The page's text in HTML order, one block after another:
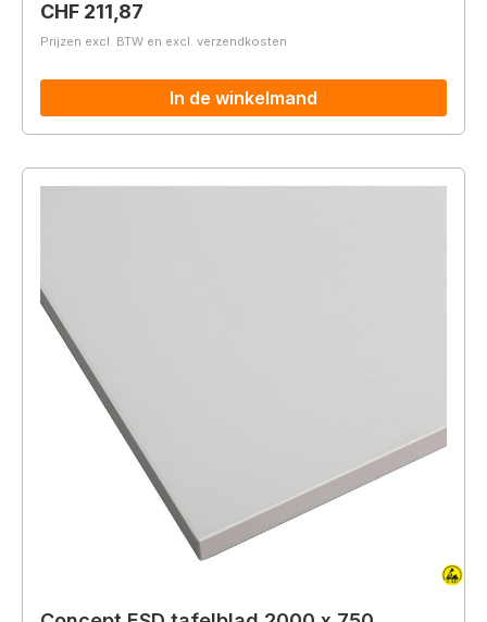
Normale prijs:
CHF 211,87
Prijzen excl. BTW en excl. verzendkosten
In de winkelmand